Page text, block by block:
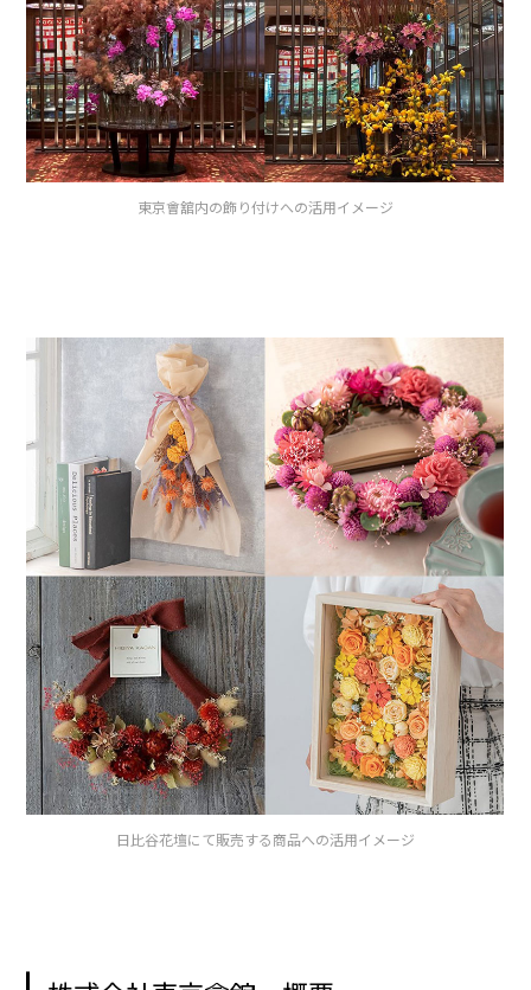
東京會舘内の飾り付けへの活用イメージ
日比谷花壇にて販売する商品への活用イメージ